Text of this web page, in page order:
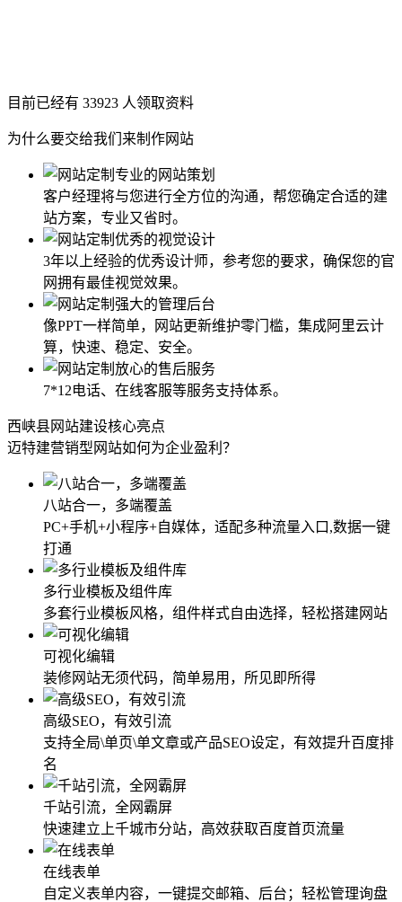
目前已经有 33923 人领取资料
为什么要交给我们来制作网站
客户经理将与您进行全方位的沟通，帮您确定合适的建
站方案，专业又省时。
3年以上经验的优秀设计师，参考您的要求，确保您的官
网拥有最佳视觉效果。
像PPT一样简单，网站更新维护零门槛，集成阿里云计
算，快速、稳定、安全。
7*12电话、在线客服等服务支持体系。
西峡县网站建设核心亮点
迈特建营销型网站如何为企业盈利？
八站合一，多端覆盖
PC+手机+小程序+自媒体，适配多种流量入口,数据一键
打通
多行业模板及组件库
多套行业模板风格，组件样式自由选择，轻松搭建网站
可视化编辑
装修网站无须代码，简单易用，所见即所得
高级SEO，有效引流
支持全局\单页\单文章或产品SEO设定，有效提升百度排
名
千站引流，全网霸屏
快速建立上千城市分站，高效获取百度首页流量
在线表单
自定义表单内容，一键提交邮箱、后台；轻松管理询盘